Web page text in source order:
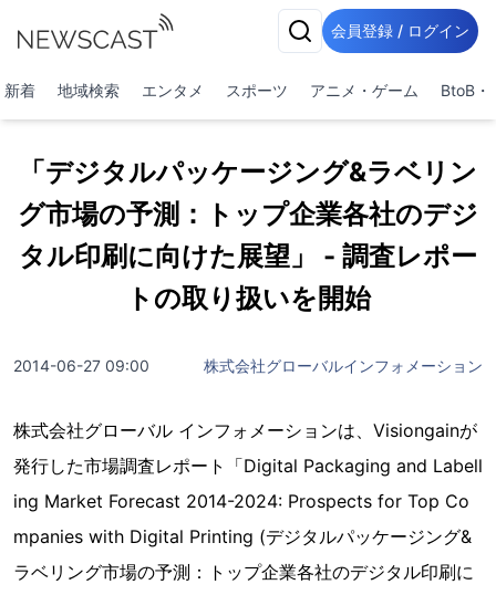
会員登録 / ログイン
新着 地域検索 エンタメ スポーツ アニメ・ゲーム BtoB・
「デジタルパッケージング&ラベリン
グ市場の予測：トップ企業各社のデジ
タル印刷に向けた展望」 - 調査レポー
トの取り扱いを開始
2014-06-27 09:00 株式会社グローバルインフォメーション
株式会社グローバル インフォメーションは、Visiongainが
発行した市場調査レポート「Digital Packaging and Labell
ing Market Forecast 2014-2024: Prospects for Top Co
mpanies with Digital Printing (デジタルパッケージング&
ラベリング市場の予測：トップ企業各社のデジタル印刷に